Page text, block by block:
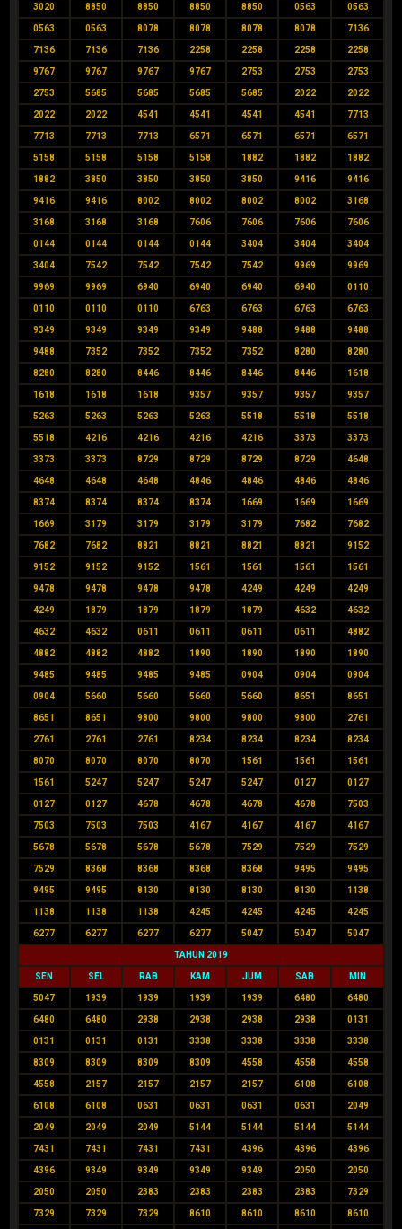
3020 8850 8850 8850 8850 0563 0563
0563 0563 8078 8078 8078 8078 7136
7136 7136 7136 2258 2258 2258 2258
9767 9767 9767 9767 2753 2753 2753
2753 5685 5685 5685 5685 2022 2022
2022 2022 4541 4541 4541 4541 7713
7713 7713 7713 6571 6571 6571 6571
5158 5158 5158 5158 1882 1882 1882
1882 3850 3850 3850 3850 9416 9416
9416 9416 8002 8002 8002 8002 3168
3168 3168 3168 7606 7606 7606 7606
0144 0144 0144 0144 3404 3404 3404
3404 7542 7542 7542 7542 9969 9969
9969 9969 6940 6940 6940 6940 0110
0110 0110 0110 6763 6763 6763 6763
9349 9349 9349 9349 9488 9488 9488
9488 7352 7352 7352 7352 8280 8280
8280 8280 8446 8446 8446 8446 1618
1618 1618 1618 9357 9357 9357 9357
5263 5263 5263 5263 5518 5518 5518
5518 4216 4216 4216 4216 3373 3373
3373 3373 8729 8729 8729 8729 4648
4648 4648 4648 4846 4846 4846 4846
8374 8374 8374 8374 1669 1669 1669
1669 3179 3179 3179 3179 7682 7682
7682 7682 8821 8821 8821 8821 9152
9152 9152 9152 1561 1561 1561 1561
9478 9478 9478 9478 4249 4249 4249
4249 1879 1879 1879 1879 4632 4632
4632 4632 0611 0611 0611 0611 4882
4882 4882 4882 1890 1890 1890 1890
9485 9485 9485 9485 0904 0904 0904
0904 5660 5660 5660 5660 8651 8651
8651 8651 9800 9800 9800 9800 2761
2761 2761 2761 8234 8234 8234 8234
8070 8070 8070 8070 1561 1561 1561
1561 5247 5247 5247 5247 0127 0127
0127 0127 4678 4678 4678 4678 7503
7503 7503 7503 4167 4167 4167 4167
5678 5678 5678 5678 7529 7529 7529
7529 8368 8368 8368 8368 9495 9495
9495 9495 8130 8130 8130 8130 1138
1138 1138 1138 4245 4245 4245 4245
6277 6277 6277 6277 5047 5047 5047
TAHUN 2019
SEN SEL RAB KAM JUM SAB MIN
5047 1939 1939 1939 1939 6480 6480
6480 6480 2938 2938 2938 2938 0131
0131 0131 0131 3338 3338 3338 3338
8309 8309 8309 8309 4558 4558 4558
4558 2157 2157 2157 2157 6108 6108
6108 6108 0631 0631 0631 0631 2049
2049 2049 2049 5144 5144 5144 5144
7431 7431 7431 7431 4396 4396 4396
4396 9349 9349 9349 9349 2050 2050
2050 2050 2383 2383 2383 2383 7329
7329 7329 7329 8610 8610 8610 8610